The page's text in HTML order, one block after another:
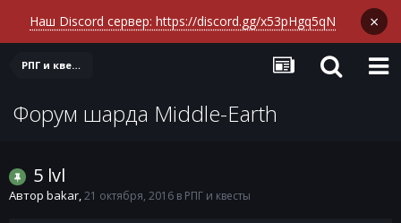
Наш Discord сервер: https://discord.gg/x53pHgq5qN ×
РПГ и квесты
Форум шарда Middle-Earth
5 lvl
Автор bakar,21 октября, 2016 в РПГ и квесты